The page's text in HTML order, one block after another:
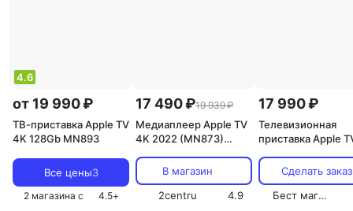
4.6
от 19 990 ₽
ТВ-приставка Apple TV
4K 128Gb MN893
Все цены3
2 магазина с 4.5+
17 490 ₽19 939 ₽
Медиаплеер Apple TV
4K 2022 (MN873)
В магазин
2centru
4.9
17 990 ₽
Телевизионная
приставка Apple
Сделать заказ
Бест магазин